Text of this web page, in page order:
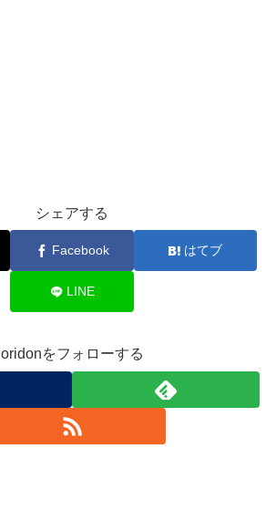
シェアする
Facebook はてブ
LINE
oridonをフォローする